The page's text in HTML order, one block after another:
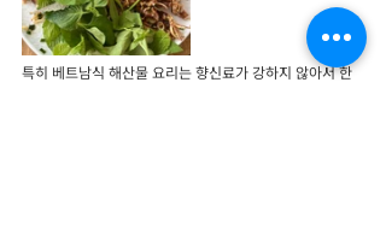
특히 베트남식 해산물 요리는 향신료가 강하지 않아서 한